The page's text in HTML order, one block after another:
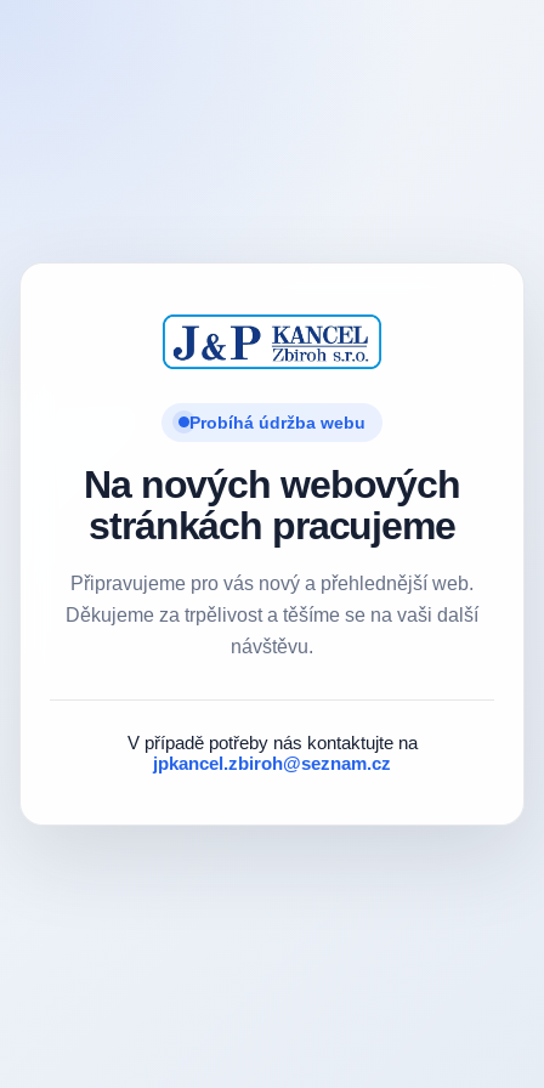
Probíhá údržba webu
Na nových webových
stránkách pracujeme
Připravujeme pro vás nový a přehlednější web.
Děkujeme za trpělivost a těšíme se na vaši další
návštěvu.
V případě potřeby nás kontaktujte na
jpkancel.zbiroh@seznam.cz